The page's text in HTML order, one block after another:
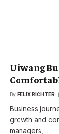
Uiwang
By FELIX RICHTER
Business
growth and
managers,…